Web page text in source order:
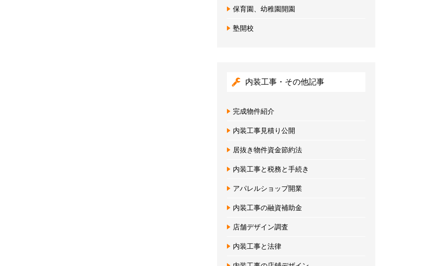
保育園、幼稚園開園
塾開校
内装工事・その他記事
完成物件紹介
内装工事見積り公開
居抜き物件資金節約法
内装工事と税務と手続き
アパレルショップ開業
内装工事の融資補助金
店舗デザイン調査
内装工事と法律